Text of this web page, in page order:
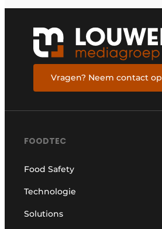
Vragen? Neem contact op
FOODTEC
Food Safety
Technologie
Solutions